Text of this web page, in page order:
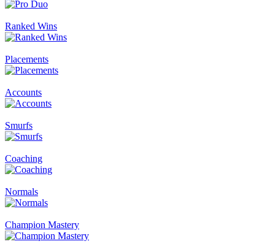
Ranked Wins
Placements
Accounts
Smurfs
Coaching
Normals
Champion Mastery